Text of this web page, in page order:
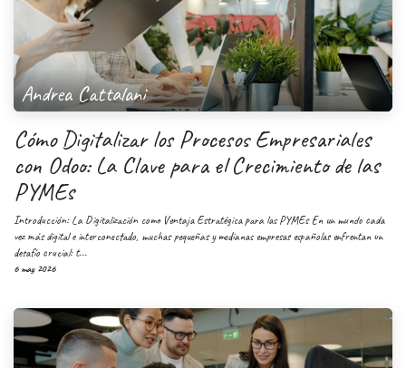
Andrea Cattalani
Cómo Digitalizar los Procesos Empresariales
con Odoo: La Clave para el Crecimiento de las
PYMEs
Introducción: La Digitalización como Ventaja Estratégica para las PYMEs En un mundo cada
vez más digital e interconectado, muchas pequeñas y medianas empresas españolas enfrentan un
desafío crucial: t...
6 may 2026